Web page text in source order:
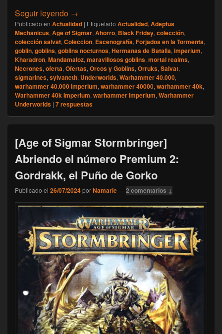
Seguir leyendo [Games Workshop] Fascículos atrasados
→
Publicado en Actualidad | Etiquetado Actualidad, Adeptus
Mechanicus, Age of Sigmar, Ahorro, Black Friday, colección,
colección salvat, Coleccion, Escenografía, Forjados en la Tormenta,
goblin, goblins, goblins nocturnos, Hermanas de Batalla, imperium,
Kharadron, Mandamaloz, maravillosos goblins, mortal realms,
Necrones, oferta, Ofertas, Orcos y Goblins, Orruks, Salvat,
sigmarines, sylvaneth, Underworlds, Warhammer 40.000,
warhammer 40.000 imperium, warhammer 40000, warhammer 40k,
Warhammer 40k Imperium, warhammer imperium, Warhammer
Underworlds | 7respuestas
[Age of Sigmar Stormbringer]
Abriendo el número Premium 2:
Gordrakk, el Puño de Gorko
Publicado el 26/07/2024porNamarie—2 comentarios ↓